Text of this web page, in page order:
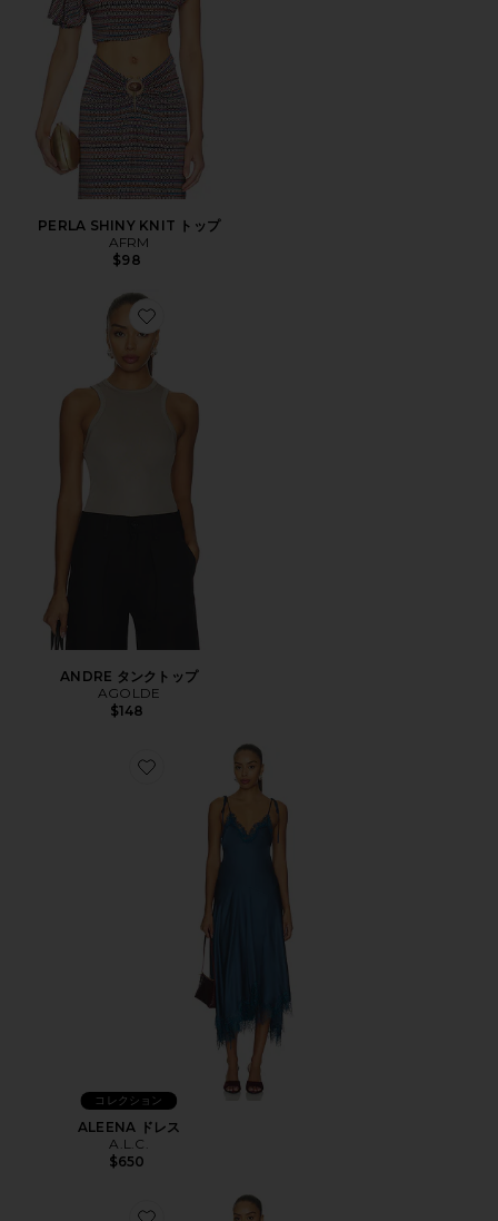
PERLA SHINY KNIT トップ
AFRM
$98
Favorite ANDRE タンクトップ
ANDRE タンクトップ
AGOLDE
$148
Favorite ALEENA ドレス
コレクション
ALEENA ドレス
A.L.C.
$650